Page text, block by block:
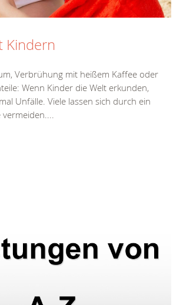
Kindern
Verbrühung mit heißem Kaffee oder
Wenn Kinder die Welt erkunden,
Unfälle. Viele lassen sich durch ein